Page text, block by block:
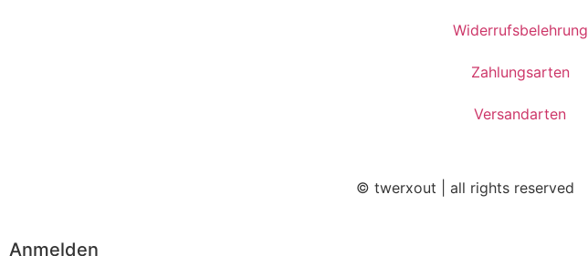
Widerrufsbelehrung
Zahlungsarten
Versandarten
© twerxout | all rights reserved
Anmelden